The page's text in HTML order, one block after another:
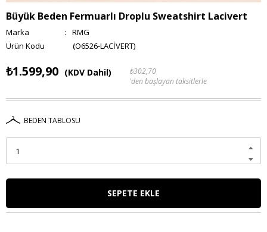
Büyük Beden Fermuarlı Droplu Sweatshirt Lacivert
Marka :
RMG
(O6526-LACİVERT)
₺1.599,90 (KDV Dahil)
₺302,70
'den başlayan taksitlerle
BEDEN TABLOSU